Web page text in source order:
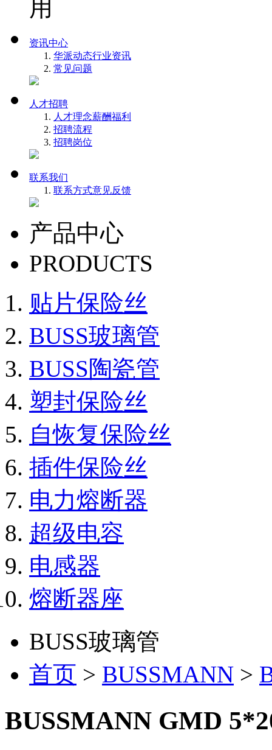
资讯中心
华派动态行业资讯
常见问题
人才招聘
人才理念薪酬福利
招聘流程
招聘岗位
联系我们
联系方式意见反馈
产品中心
PRODUCTS
贴片保险丝
BUSS玻璃管
BUSS陶瓷管
塑封保险丝
自恢复保险丝
插件保险丝
电力熔断器
超级电容
电感器
熔断器座
BUSS玻璃管
首页 > BUSSMANN >
BUSSMANN GMD